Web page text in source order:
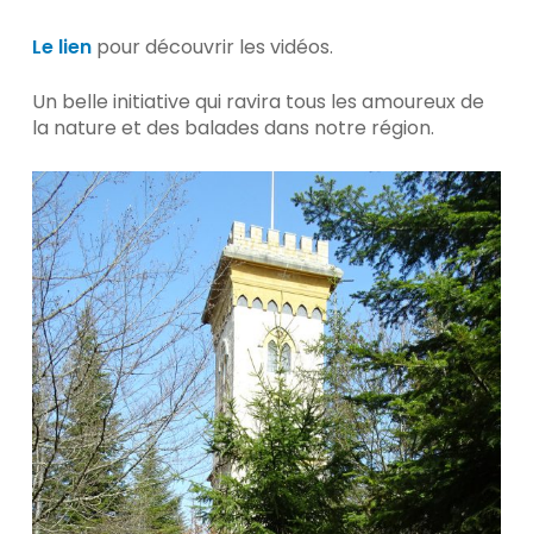
Le lienpour découvrir les vidéos.
Un belle initiative qui ravira tous les amoureux de
la nature et des balades dans notre région.